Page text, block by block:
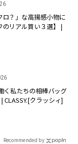
ロ？」な高揚感小物に
リアル買い３選】 |
く私たちの相棒バッグ
CLASSY.[クラッシィ]
Recommended by